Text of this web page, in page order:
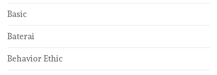
Basic
Baterai
Behavior Ethic